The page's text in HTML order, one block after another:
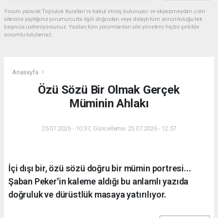
Yorum yazarak Topluluk Kuralları’nı kabul etmiş bulunuyor ve akyazimeydan.com
sitesine yaptığınız yorumunuzla ilgili doğrudan veya dolaylı tüm sorumluluğu tek
başınıza üstleniyorsunuz. Yazılan tüm yorumlardan site yönetimi hiçbir şekilde
sorumlu tutulamaz.
Anasayfa
Özü Sözü Bir Olmak Gerçek
Müminin Ahlakı
25.07.2026 - 10:37, Güncelleme: 25.07.2026 - 12:57
İçi dışı bir, özü sözü doğru bir mümin portresi...
Şaban Peker'in kaleme aldığı bu anlamlı yazıda
doğruluk ve dürüstlük masaya yatırılıyor.